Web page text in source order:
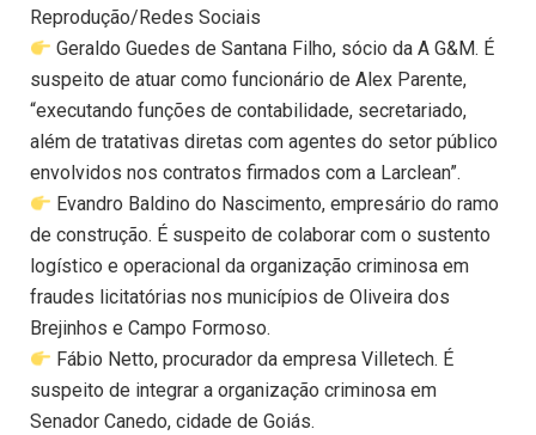
Reprodução/Redes Sociais
Geraldo Guedes de Santana Filho, sócio da A G&M. É
suspeito de atuar como funcionário de Alex Parente,
“executando funções de contabilidade, secretariado,
além de tratativas diretas com agentes do setor público
envolvidos nos contratos firmados com a Larclean”.
Evandro Baldino do Nascimento, empresário do ramo
de construção. É suspeito de colaborar com o sustento
logístico e operacional da organização criminosa em
fraudes licitatórias nos municípios de Oliveira dos
Brejinhos e Campo Formoso.
Fábio Netto, procurador da empresa Villetech. É
suspeito de integrar a organização criminosa em
Senador Canedo, cidade de Goiás.